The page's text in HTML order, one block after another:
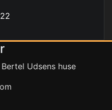
Udsens huse